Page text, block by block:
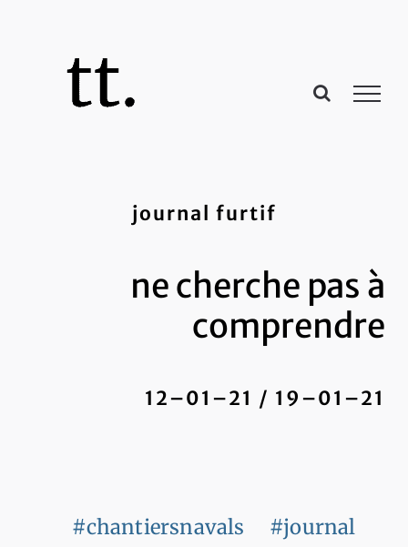
journal furtif
ne cherche pas à
comprendre
12–01–21 / 19–01–21
#chantiersnavals
#journal